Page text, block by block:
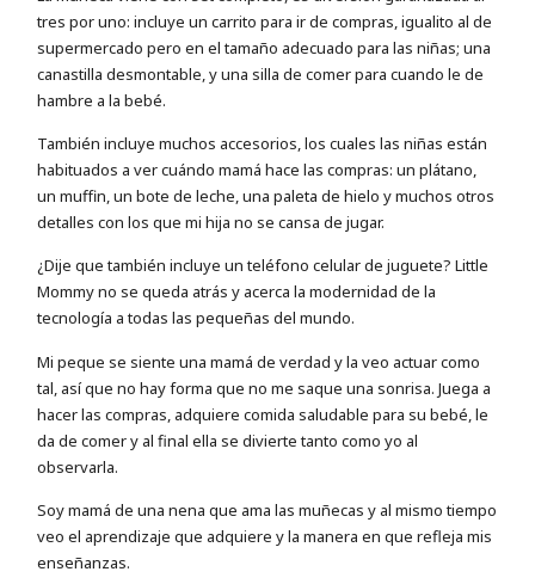
tres por uno: incluye un carrito para ir de compras, igualito al de
supermercado pero en el tamaño adecuado para las niñas; una
canastilla desmontable, y una silla de comer para cuando le de
hambre a la bebé.
También incluye muchos accesorios, los cuales las niñas están
habituados a ver cuándo mamá hace las compras: un plátano,
un muffin, un bote de leche, una paleta de hielo y muchos otros
detalles con los que mi hija no se cansa de jugar.
¿Dije que también incluye un teléfono celular de juguete? Little
Mommy no se queda atrás y acerca la modernidad de la
tecnología a todas las pequeñas del mundo.
Mi peque se siente una mamá de verdad y la veo actuar como
tal, así que no hay forma que no me saque una sonrisa. Juega a
hacer las compras, adquiere comida saludable para su bebé, le
da de comer y al final ella se divierte tanto como yo al
observarla.
Soy mamá de una nena que ama las muñecas y al mismo tiempo
veo el aprendizaje que adquiere y la manera en que refleja mis
enseñanzas.